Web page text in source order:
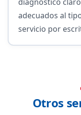
adecuados al
servicio por
Otros